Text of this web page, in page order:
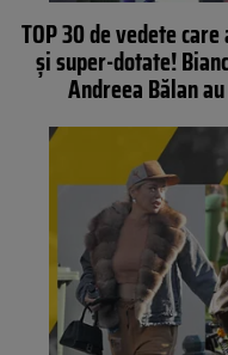
TOP 30 de vedete
şi super-dotate!
Andreea Bălan